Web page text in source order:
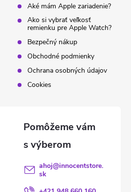
Aké mám Apple zariadenie?
Ako si vybrať veľkosť
remienku pre Apple Watch?
Bezpečný nákup
Obchodné podmienky
Ochrana osobných údajov
Cookies
ahoj@innocentstore.
sk